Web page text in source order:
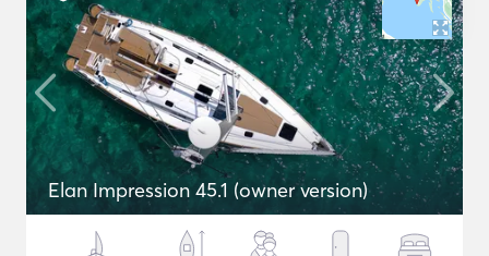
Elan Impression 45.1 (owner version)